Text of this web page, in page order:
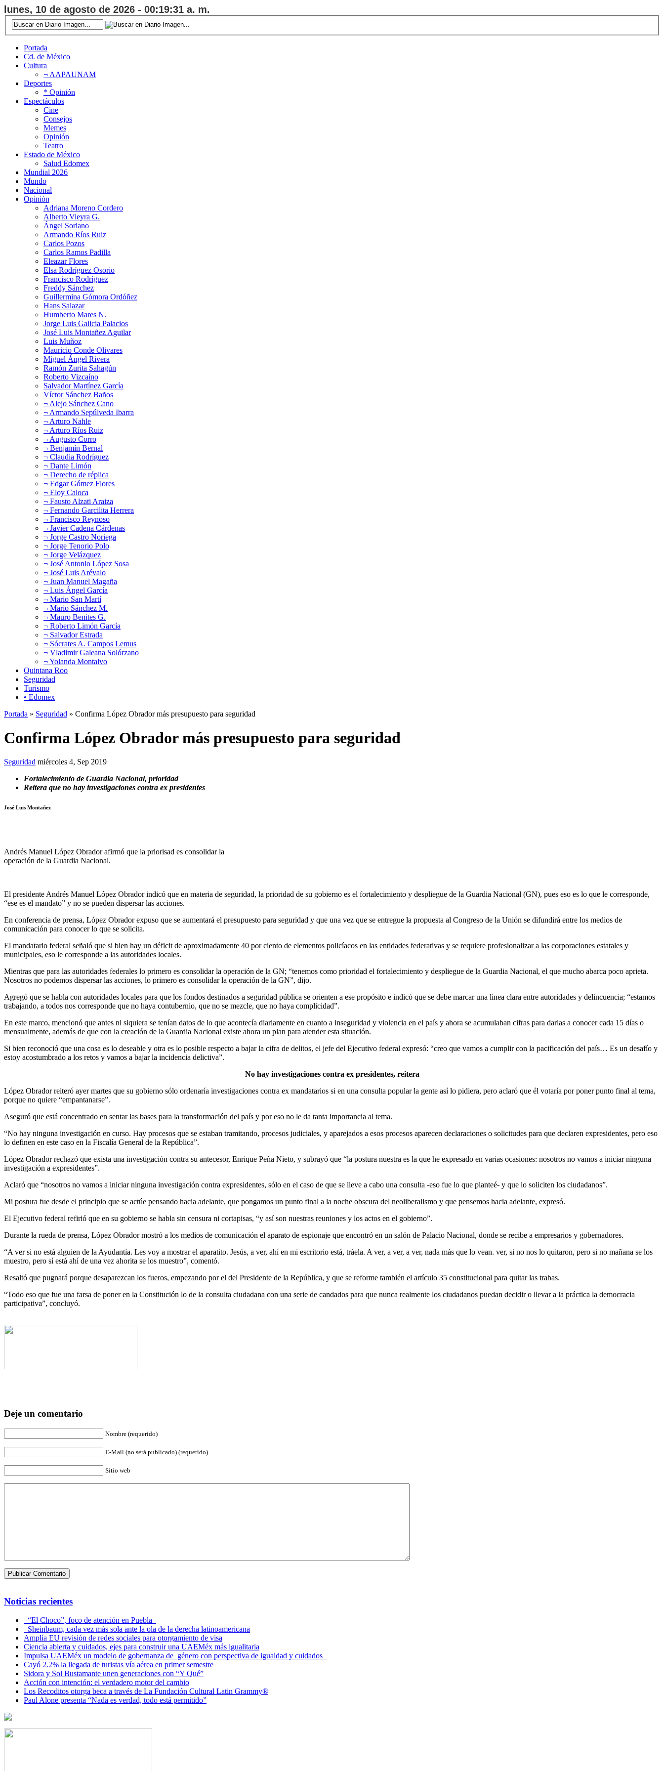
lunes, 10 de agosto de 2026 - 00:19:32 a. m.
Portada
Cd. de México
Cultura
¬ AAPAUNAM
Deportes
* Opinión
Espectáculos
Cine
Consejos
Memes
Opinión
Teatro
Estado de México
Salud Edomex
Mundial 2026
Mundo
Nacional
Opinión
Adriana Moreno Cordero
Alberto Vieyra G.
Ángel Soriano
Armando Ríos Ruiz
Carlos Pozos
Carlos Ramos Padilla
Eleazar Flores
Elsa Rodríguez Osorio
Francisco Rodríguez
Freddy Sánchez
Guillermina Gómora Ordóñez
Hans Salazar
Humberto Mares N.
Jorge Luis Galicia Palacios
José Luis Montañez Aguilar
Luis Muñoz
Mauricio Conde Olivares
Miguel Ángel Rivera
Ramón Zurita Sahagún
Roberto Vizcaíno
Salvador Martínez García
Víctor Sánchez Baños
¬ Alejo Sánchez Cano
¬ Armando Sepúlveda Ibarra
¬ Arturo Nahle
¬ Arturo Ríos Ruiz
¬ Augusto Corro
¬ Benjamín Bernal
¬ Claudia Rodríguez
¬ Dante Limón
¬ Derecho de réplica
¬ Edgar Gómez Flores
¬ Eloy Caloca
¬ Fausto Alzati Araiza
¬ Fernando Garcilita Herrera
¬ Francisco Reynoso
¬ Javier Cadena Cárdenas
¬ Jorge Castro Noriega
¬ Jorge Tenorio Polo
¬ Jorge Velázquez
¬ José Antonio López Sosa
¬ José Luis Arévalo
¬ Juan Manuel Magaña
¬ Luis Ángel García
¬ Mario San Martí
¬ Mario Sánchez M.
¬ Mauro Benites G.
¬ Roberto Limón García
¬ Salvador Estrada
¬ Sócrates A. Campos Lemus
¬ Vladimir Galeana Solórzano
¬ Yolanda Montalvo
Quintana Roo
Seguridad
Turismo
• Edomex
Portada » Seguridad » Confirma López Obrador más presupuesto para seguridad
Confirma López Obrador más presupuesto para seguridad
Seguridad miércoles 4, Sep 2019
Fortalecimiento de Guardia Nacional, prioridad
Reitera que no hay investigaciones contra ex presidentes
José Luis Montañez
Andrés Manuel López Obrador afirmó que la priorisad es consolidar la
operación de la Guardia Nacional.
El presidente Andrés Manuel López Obrador indicó que en materia de seguridad, la prioridad de su gobierno es el fortalecimiento y despliegue de la Guardia Nacional (GN), pues eso es lo que le corresponde,
“ese es el mandato” y no se pueden dispersar las acciones.
En conferencia de prensa, López Obrador expuso que se aumentará el presupuesto para seguridad y que una vez que se entregue la propuesta al Congreso de la Unión se difundirá entre los medios de
comunicación para conocer lo que se solicita.
El mandatario federal señaló que si bien hay un déficit de aproximadamente 40 por ciento de elementos policíacos en las entidades federativas y se requiere profesionalizar a las corporaciones estatales y
municipales, eso le corresponde a las autoridades locales.
Mientras que para las autoridades federales lo primero es consolidar la operación de la GN; “tenemos como prioridad el fortalecimiento y despliegue de la Guardia Nacional, el que mucho abarca poco aprieta.
Nosotros no podemos dispersar las acciones, lo primero es consolidar la operación de la GN”, dijo.
Agregó que se habla con autoridades locales para que los fondos destinados a seguridad pública se orienten a ese propósito e indicó que se debe marcar una línea clara entre autoridades y delincuencia; “estamos
trabajando, a todos nos corresponde que no haya contubernio, que no se mezcle, que no haya complicidad”.
En este marco, mencionó que antes ni siquiera se tenían datos de lo que acontecía diariamente en cuanto a inseguridad y violencia en el país y ahora se acumulaban cifras para darlas a conocer cada 15 días o
mensualmente, además de que con la creación de la Guardia Nacional existe ahora un plan para atender esta situación.
Si bien reconoció que una cosa es lo deseable y otra es lo posible respecto a bajar la cifra de delitos, el jefe del Ejecutivo federal expresó: “creo que vamos a cumplir con la pacificación del país… Es un desafío y
estoy acostumbrado a los retos y vamos a bajar la incidencia delictiva”.
No hay investigaciones contra ex presidentes, reitera
López Obrador reiteró ayer martes que su gobierno sólo ordenaría investigaciones contra ex mandatarios si en una consulta popular la gente así lo pidiera, pero aclaró que él votaría por poner punto final al tema,
porque no quiere “empantanarse”.
Aseguró que está concentrado en sentar las bases para la transformación del país y por eso no le da tanta importancia al tema.
“No hay ninguna investigación en curso. Hay procesos que se estaban tramitando, procesos judiciales, y aparejados a esos procesos aparecen declaraciones o solicitudes para que declaren expresidentes, pero eso
lo definen en este caso en la Fiscalía General de la República”.
López Obrador rechazó que exista una investigación contra su antecesor, Enrique Peña Nieto, y subrayó que “la postura nuestra es la que he expresado en varias ocasiones: nosotros no vamos a iniciar ninguna
investigación a expresidentes”.
Aclaró que “nosotros no vamos a iniciar ninguna investigación contra expresidentes, sólo en el caso de que se lleve a cabo una consulta -eso fue lo que planteé- y que lo soliciten los ciudadanos”.
Mi postura fue desde el principio que se actúe pensando hacia adelante, que pongamos un punto final a la noche obscura del neoliberalismo y que pensemos hacia adelante, expresó.
El Ejecutivo federal refirió que en su gobierno se habla sin censura ni cortapisas, “y así son nuestras reuniones y los actos en el gobierno”.
Durante la rueda de prensa, López Obrador mostró a los medios de comunicación el aparato de espionaje que encontró en un salón de Palacio Nacional, donde se recibe a empresarios y gobernadores.
“A ver si no está alguien de la Ayudantía. Les voy a mostrar el aparatito. Jesús, a ver, ahí en mi escritorio está, tráela. A ver, a ver, a ver, nada más que lo vean. ver, si no nos lo quitaron, pero si no mañana se los
muestro, pero sí está ahí de una vez ahorita se los muestro”, comentó.
Resaltó que pugnará porque desaparezcan los fueros, empezando por el del Presidente de la República, y que se reforme también el artículo 35 constitucional para quitar las trabas.
“Todo eso que fue una farsa de poner en la Constitución lo de la consulta ciudadana con una serie de candados para que nunca realmente los ciudadanos puedan decidir o llevar a la práctica la democracia
participativa”, concluyó.
Deje un comentario
Nombre (requerido)
E-Mail (no será publicado) (requerido)
Sitio web
Noticias recientes
“El Choco”, foco de atención en Puebla
Sheinbaum, cada vez más sola ante la ola de la derecha latinoamericana
Amplía EU revisión de redes sociales para otorgamiento de visa
Ciencia abierta y cuidados, ejes para construir una UAEMéx más igualitaria
Impulsa UAEMéx un modelo de gobernanza de género con perspectiva de igualdad y cuidados
Cayó 2.2% la llegada de turistas vía aérea en primer semestre
Sidora y Sol Bustamante unen generaciones con “Y Qué”
Acción con intención: el verdadero motor del cambio
Los Recoditos otorga beca a través de La Fundación Cultural Latin Grammy®
Paul Alone presenta “Nada es verdad, todo está permitido”